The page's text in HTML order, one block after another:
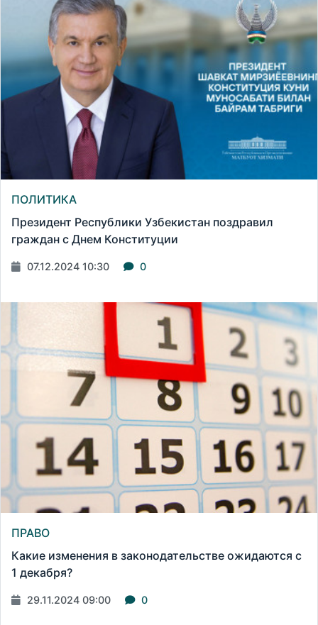
ПОЛИТИКА
Президент Республики Узбекистан поздравил
граждан с Днем Конституции
07.12.2024 10:30 0
ПРАВО
Какие изменения в законодательстве ожидаются с
1 декабря?
29.11.2024 09:00 0